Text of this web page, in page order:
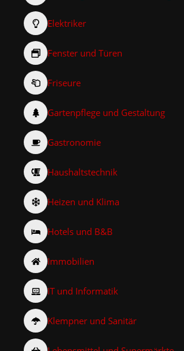
Elektriker
Fenster und Türen
Friseure
Gartenpflege und Gestaltung
Gastronomie
Haushaltstechnik
Heizen und Klima
Hotels und B&B
Immobilien
IT und Informatik
Klempner und Sanitär